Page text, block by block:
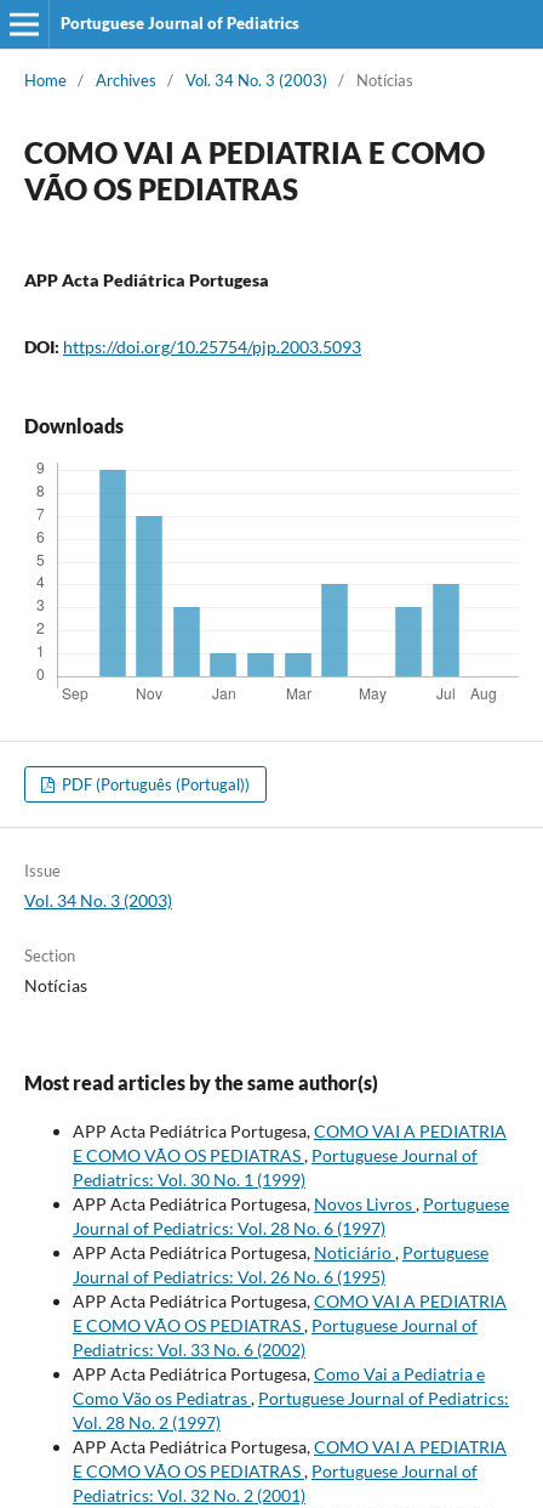
Portuguese Journal of Pediatrics
Home / Archives / Vol. 34 No. 3 (2003) / Notícias
COMO VAI A PEDIATRIA E COMO
VÃO OS PEDIATRAS
APP Acta Pediátrica Portugesa
DOI: https://doi.org/10.25754/pjp.2003.5093
Downloads
PDF (Português (Portugal))
Issue
Vol. 34 No. 3 (2003)
Section
Notícias
Most read articles by the same author(s)
APP Acta Pediátrica Portugesa,COMO VAI A PEDIATRIA
E COMO VÃO OS PEDIATRAS, Portuguese Journal of
Pediatrics: Vol. 30 No. 1 (1999)
APP Acta Pediátrica Portugesa, Novos Livros, Portuguese
Journal of Pediatrics: Vol. 28 No. 6 (1997)
APP Acta Pediátrica Portugesa, Noticiário, Portuguese
Journal of Pediatrics: Vol. 26 No. 6 (1995)
APP Acta Pediátrica Portugesa,COMO VAI A PEDIATRIA
E COMO VÃO OS PEDIATRAS, Portuguese Journal of
Pediatrics: Vol. 33 No. 6 (2002)
APP Acta Pediátrica Portugesa,Como Vai a Pediatria e
Como Vão os Pediatras, Portuguese Journal of Pediatrics:
Vol. 28 No. 2 (1997)
APP Acta Pediátrica Portugesa,COMO VAI A PEDIATRIA
E COMO VÃO OS PEDIATRAS, Portuguese Journal of
Pediatrics: Vol. 32 No. 2 (2001)